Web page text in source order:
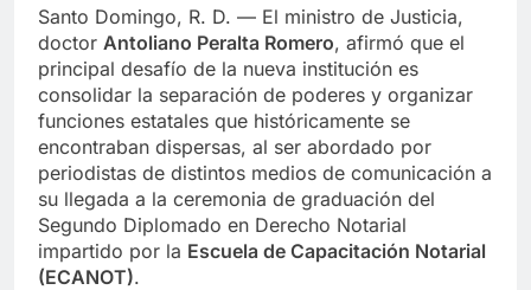
Santo Domingo, R. D. — El ministro de Justicia,
doctor Antoliano Peralta Romero, afirmó que el
principal desafío de la nueva institución es
consolidar la separación de poderes y organizar
funciones estatales que históricamente se
encontraban dispersas, al ser abordado por
periodistas de distintos medios de comunicación a
su llegada a la ceremonia de graduación del
Segundo Diplomado en Derecho Notarial
impartido por la Escuela de Capacitación Notarial
(ECANOT).